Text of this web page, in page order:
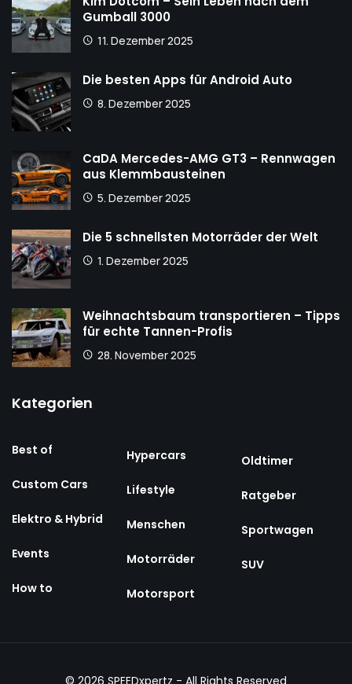
Gumball 3000
11. Dezember 2025
Die besten Apps für Android Auto
8. Dezember 2025
CaDA Mercedes-AMG GT3 – Rennwagen
aus Klemmbausteinen
5. Dezember 2025
Die 5 schnellsten Motorräder der Welt
1. Dezember 2025
Weihnachtsbaum transportieren – Tipps
für echte Tannen-Profis
28. November 2025
Kategorien
Best of
Custom Cars
Elektro & Hybrid
Events
How to
Hypercars
Lifestyle
Menschen
Motorräder
Motorsport
Oldtimer
Ratgeber
Sportwagen
SUV
© 2026 SPEEDxpertz - All Rights Reserved